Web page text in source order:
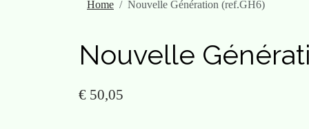
Home Nouvelle Génération (ref.GH6)
Nouvelle
€ 50,05